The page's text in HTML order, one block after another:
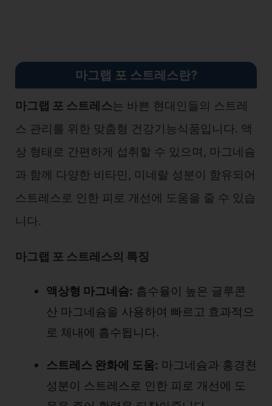
마그랩 포 스트레스란?
마그랩 포 스트레스는 바쁜 현대인들의 스트레
스 관리를 위한 맞춤형 건강기능식품입니다. 액
상 형태로 간편하게 섭취할 수 있으며, 마그네슘
과 함께 다양한 비타민, 미네랄 성분이 함유되어
스트레스로 인한 피로 개선에 도움을 줄 수 있습
니다.
마그랩 포 스트레스의 특징
액상형 마그네슘: 흡수율이 높은 글루콘
산 마그네슘을 사용하여 빠르고 효과적으
로 체내에 흡수됩니다.
스트레스 완화에 도움: 마그네슘과 홍경천
성분이 스트레스로 인한 피로 개선에 도